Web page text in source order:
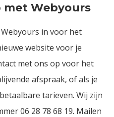
met Webyours
in voor het
website voor je
met ons op voor het
afspraak, of als je
tarieven. Wij zijn
06 28 78 68 19. Mailen